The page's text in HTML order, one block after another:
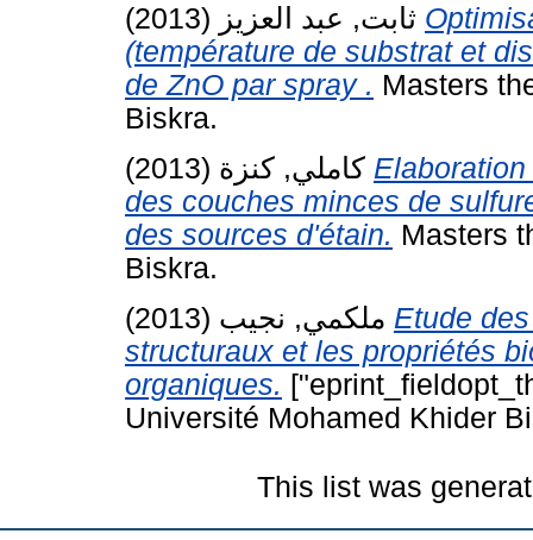
ثابت, عبد العزيز
(température de substrat et
de ZnO par spray . Masters
Biskra.
كاملي, كنزة
des couches minces de
des sources d'étain. Masters
Biskra.
ملكمي, نجيب Etude
structuraux et les propriétés
organiques.
Université Mohamed Khider
This list was